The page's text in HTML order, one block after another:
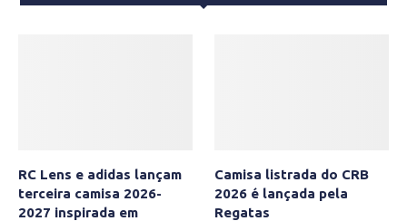
RC Lens e adidas lançam
terceira camisa 2026-
2027 inspirada em
Camisa listrada do CRB
2026 é lançada pela
Regatas